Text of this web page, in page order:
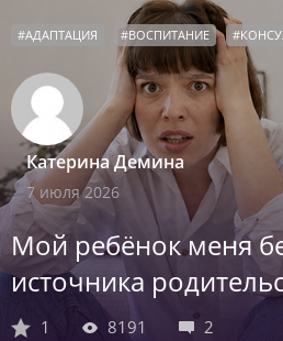
#АДАПТАЦИЯ #ВОСПИТАНИЕ #
Катерина Демина
7 июля 2026
Мой ребёнок меня
источника
1 8191 2